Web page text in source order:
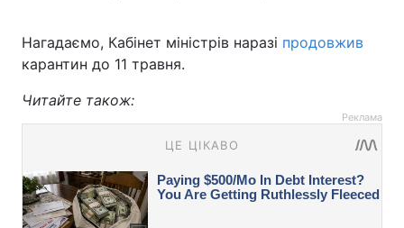
Нагадаємо, Кабінет міністрів наразі продовжив
карантин до 11 травня.
Читайте також:
Реклама